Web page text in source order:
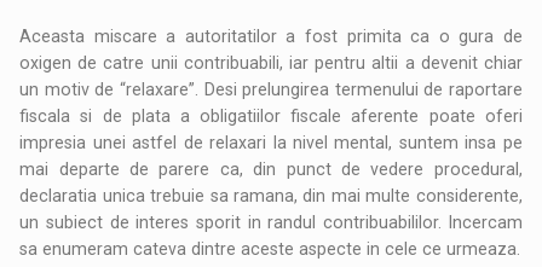
Aceasta miscare a autoritatilor a fost primita ca o gura de
oxigen de catre unii contribuabili, iar pentru altii a devenit chiar
un motiv de “relaxare”. Desi prelungirea termenului de raportare
fiscala si de plata a obligatiilor fiscale aferente poate oferi
impresia unei astfel de relaxari la nivel mental, suntem insa pe
mai departe de parere ca, din punct de vedere procedural,
declaratia unica trebuie sa ramana, din mai multe considerente,
un subiect de interes sporit in randul contribuabililor. Incercam
sa enumeram cateva dintre aceste aspecte in cele ce urmeaza.